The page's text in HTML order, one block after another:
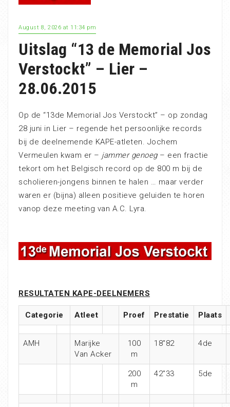
August 8, 2026 at 11:34 pm
Uitslag “13 de Memorial Jos
Verstockt” – Lier –
28.06.2015
Op de “13de Memorial Jos Verstockt” – op zondag
28 juni in Lier – regende het persoonlijke records
bij de deelnemende KAPE-atleten. Jochem
Vermeulen kwam er – jammer genoeg– een fractie
tekort om het Belgisch record op de 800 m bij de
scholieren-jongens binnen te halen … maar verder
waren er (bijna) alleen positieve geluiden te horen
vanop deze meeting van A.C. Lyra.
RESULTATEN KAPE-DEELNEMERS
Categorie Atleet Proef Prestatie Plaats
AMH
Marijke
Van Acker
100
m
18″82 4de
200
m
42″33 5de